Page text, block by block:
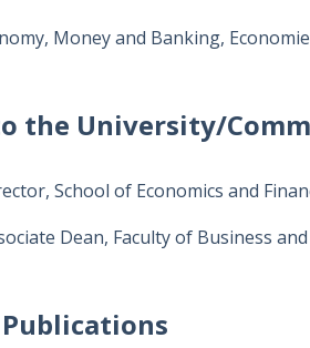
Money and Banking,
the University/
School of Economics and
Dean, Faculty of Business